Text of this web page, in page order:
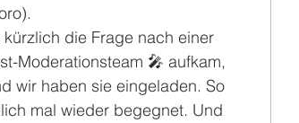
die Frage nach einer
Moderationsteam 🎤 aufkam,
wir haben sie eingeladen. So
mal wieder begegnet. Und